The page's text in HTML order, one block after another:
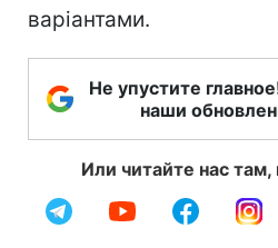
варіантами.
Не упустите
наши
Или читайте нас там,